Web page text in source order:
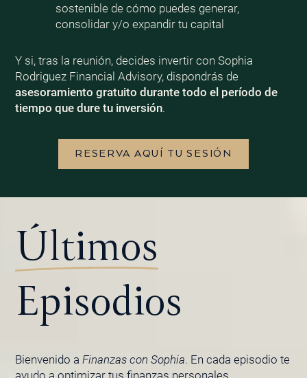
sostenible de cómo puedes generar,
consolidar y/o expandir tu capital
Y si, tras la reunión, decides invertir con Sophia
Rodriguez Financial Advisory, dispondrás de
asesoramiento gratuito durante todo el período de
tiempo que dure tu inversión.
RESERVA AQUÍ TU SESIÓN
Últimos
Episodios
Bienvenido a Finanzas con Sophia. En cada episodio te